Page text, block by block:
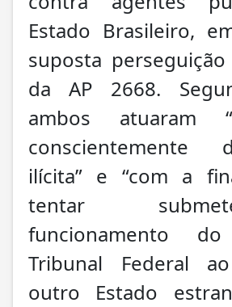
Estado Brasileiro,
suposta
da AP 2668.
ambos atuaram
conscientemente
ilícita” e “com a
tentar
funcionamento
Tribunal Federal
outro Estado